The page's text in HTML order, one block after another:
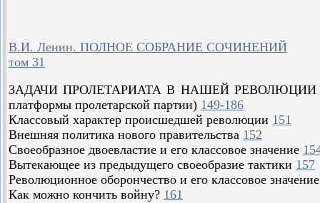
В.И. Ленин. ПОЛНОЕ СОБРАНИЕ СОЧИНЕНИЙ
том 31
ЗАДАЧИ ПРОЛЕТАРИАТА В НАШЕЙ РЕВОЛЮЦИИ
платформы пролетарской партии) 149-186
Классовый характер происшедшей революции 151
Внешняя политика нового правительства 152
Своеобразное двоевластие и его классовое значение
Вытекающее из предыдущего своеобразие тактики 157
Революционное оборончество и его классовое
Как можно кончить войну? 161